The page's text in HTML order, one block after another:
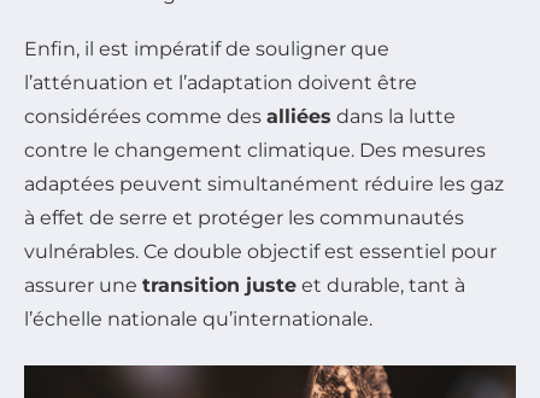
Enfin, il est impératif de souligner que
l’atténuation et l’adaptation doivent être
considérées comme des alliées dans la lutte
contre le changement climatique. Des mesures
adaptées peuvent simultanément réduire les gaz
à effet de serre et protéger les communautés
vulnérables. Ce double objectif est essentiel pour
assurer une transition juste et durable, tant à
l’échelle nationale qu’internationale.